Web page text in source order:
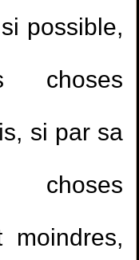
possible,
choses
si par sa